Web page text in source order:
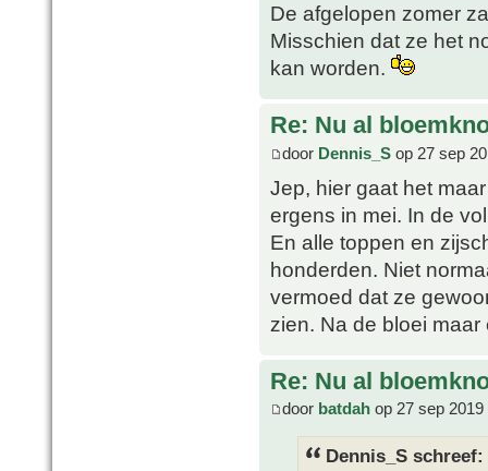
De afgelopen zomer
Misschien dat ze het
kan worden.
Re: Nu al
door Dennis_S op 27 sep
Jep, hier gaat het
ergens in mei. In de
En alle toppen en
honderden. Niet
vermoed dat ze
zien. Na de bloei
Re: Nu al
door batdah op 27 sep 2019
Dennis_S schreef: